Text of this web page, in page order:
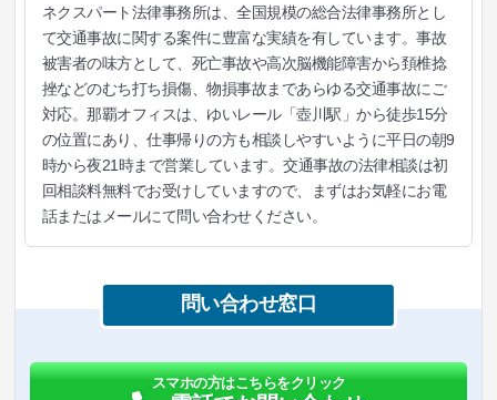
ネクスパート法律事務所は、全国規模の総合法律事務所とし
て交通事故に関する案件に豊富な実績を有しています。事故
被害者の味方として、死亡事故や高次脳機能障害から頚椎捻
挫などのむち打ち損傷、物損事故まであらゆる交通事故にご
対応。那覇オフィスは、ゆいレール「壺川駅」から徒歩15分
の位置にあり、仕事帰りの方も相談しやすいように平日の朝9
時から夜21時まで営業しています。交通事故の法律相談は初
回相談料無料でお受けしていますので、まずはお気軽にお電
話またはメールにて問い合わせください。
問い合わせ窓口
スマホの方はこちらをクリック